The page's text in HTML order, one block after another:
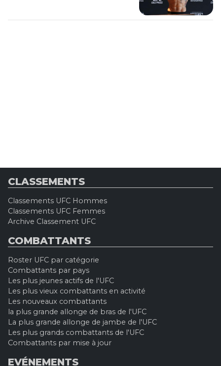
CLASSEMENTS
Classements UFC Hommes
Classements UFC Femmes
Archive Classement UFC
COMBATTANTS
Roster UFC par catégorie
Combattants par pays
Les plus jeunes actifs de l'UFC
Les plus vieux combattants en activité
Les nouveaux combattants
la plus grande allonge de bras de l'UFC
La plus grande allonge de jambe de l'UFC
Les plus grands combattants de l'UFC
Combattants par mise à jour
EVÉNEMENTS